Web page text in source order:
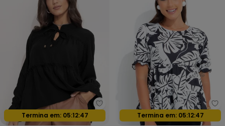
Quintess - Bata Preta em
Oferta relâmpago
Termina em: 05:12:44 Oferta relâmpago
Termina em: 05:12:44